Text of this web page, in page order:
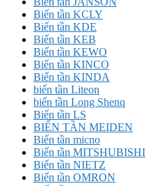
Biến tần KCLY
Biến tần KDE
Biến tần KEB
Biến tần KEWO
Biến tần KINCO
Biến tần KINDA
biến tần Liteon
biến tần Long Shenq
Biến tần LS
BIẾN TẦN MEIDEN
Biến tần micno
Biến tần MITSHUBISHI
Biến tần NIETZ
Biến tần OMRON